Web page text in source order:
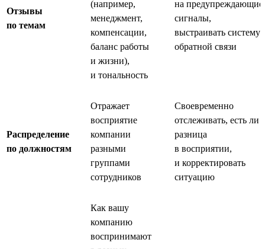
Отзывы
по темам
(например,
менеджмент,
компенсации,
баланс работы
и жизни),
и тональность
на предупреждающие
сигналы,
выстраивать систему
обратной связи
Распределение
по должностям
Отражает
восприятие
компании
разными
группами
сотрудников
Своевременно
отслеживать, есть ли
разница
в восприятии,
и корректировать
ситуацию
Как вашу
компанию
воспринимают